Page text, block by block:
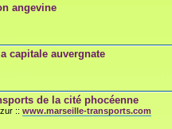
angevine
capitale auvergnate
de la cité phocéenne
:: www.marseille-transports.com